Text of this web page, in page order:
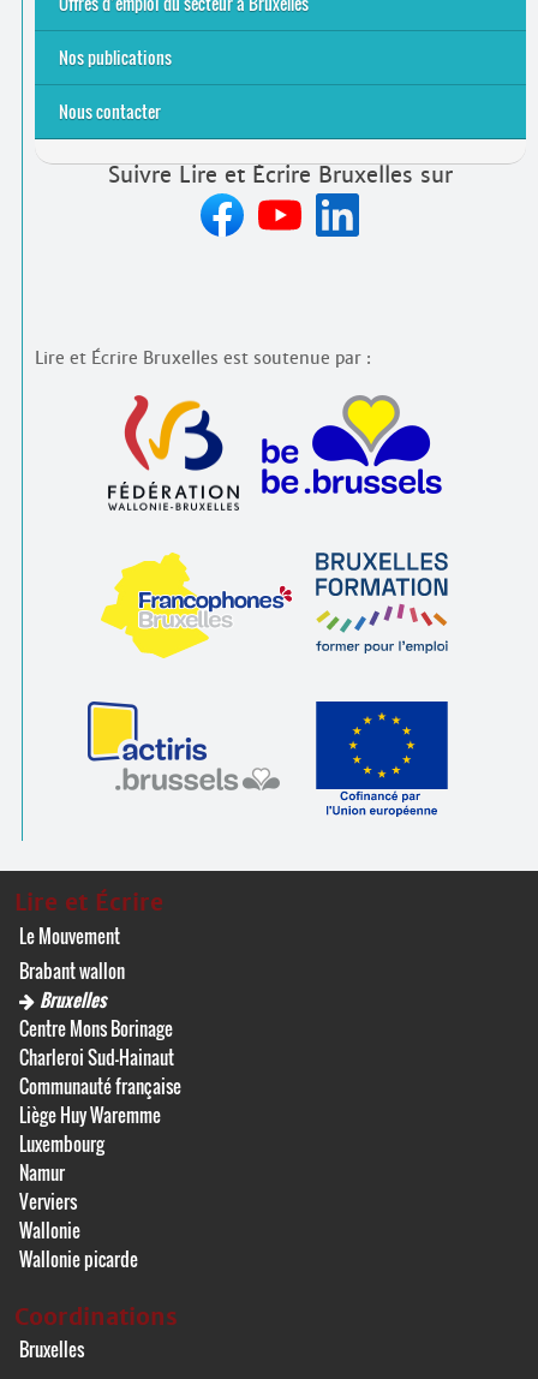
Emplois rémunérés
Bénévolat
Candidature spontanée à Lire et Écrire Bruxelles
Nos publications
Nous contacter
Suivre Lire et Écrire Bruxelles sur
Lire et Écrire Bruxelles est soutenue par :
Lire et Écrire
Le Mouvement
Brabant wallon
Bruxelles
Centre Mons Borinage
Charleroi Sud-Hainaut
Communauté française
Liège Huy Waremme
Luxembourg
Namur
Verviers
Wallonie
Wallonie picarde
Coordinations
Bruxelles